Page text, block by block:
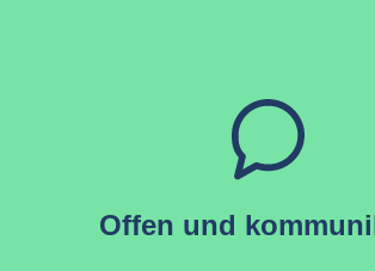
Offen und